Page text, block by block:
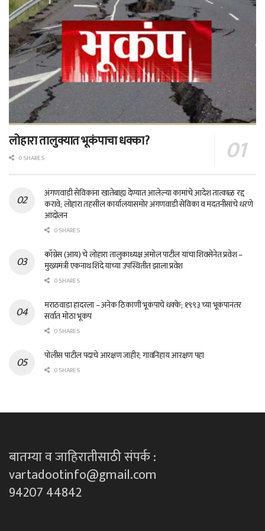
लोहारा तालुक्यात भूकंपाचा धक्का?
0 SHARES
अंगणवाडी सेविकांना खातेबाह्य देण्यात आलेल्या कामांचे आदेश तात्काळ रद्द
करावे; लोहारा तहसील कार्यालयासमोर अंगणवाडी सेविका व मदतनीसांचे धरणे
आंदोलन
0 SHARES
काँग्रेस (आय) चे लोहारा तालुकाध्यक्ष अमोल पाटील यांचा शिवसेनेत प्रवेश –
मुख्यमंत्री एकनाथ शिंदे यांच्या उपस्थितीत झाला प्रवेश
0 SHARES
मराठवाडा हादरला – अनेक ठिकाणी भूकंपाचे धक्के; १९९३ च्या भूकंपानंतर
सर्वात मोठा भूकंप
0 SHARES
पोलीस पाटील पदाचे आरक्षण जाहीर; गावनिहाय आरक्षण पहा
0 SHARES
बातम्या व जाहिरातीसाठी संपर्क :
vartadootinfo@gmail.com
94207 44842